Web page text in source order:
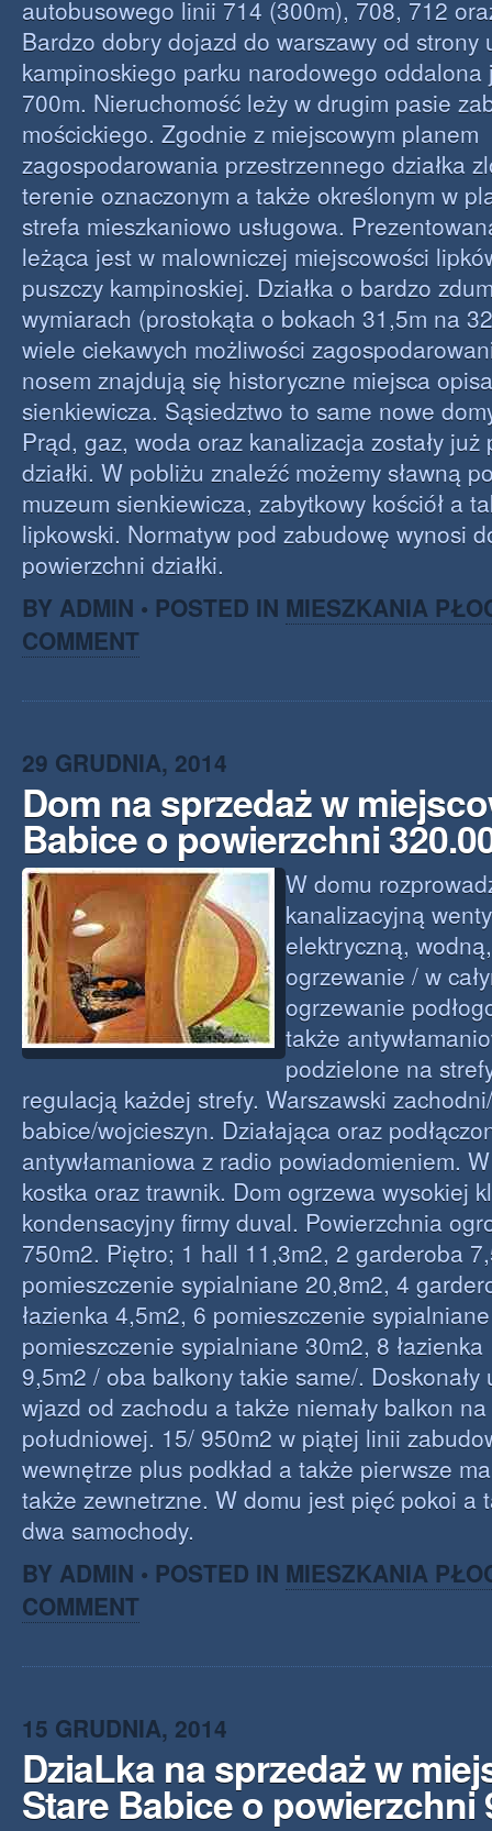
autobusowego linii 714 (300m), 708, 712
Bardzo dobry dojazd do warszawy od strony
kampinoskiego parku narodowego
700m. Nieruchomość leży w drugim pasie
mościckiego. Zgodnie z miejscowym planem
zagospodarowania przestrzennego działka
terenie oznaczonym a także określonym w
strefa mieszkaniowo usługowa.
leżąca jest w malowniczej miejscowości
puszczy kampinoskiej. Działka o bardzo
wymiarach (prostokąta o bokach 31,5m na
wiele ciekawych możliwości
nosem znajdują się historyczne miejsca
sienkiewicza. Sąsiedztwo to same nowe
Prąd, gaz, woda oraz kanalizacja zostały już
działki. W pobliżu znaleźć możemy sławną
muzeum sienkiewicza, zabytkowy kościół a
lipkowski. Normatyw pod zabudowę wynosi
powierzchni działki.
BY ADMIN • POSTED IN MIESZKANIA
COMMENT
29 GRUDNIA, 2014
Dom na sprzedaż w
Babice o powierzchni
W domu
kanalizacyjną
elektryczną,
ogrzewanie / w
ogrzewanie
także
podzielone na
regulacją każdej strefy. Warszawski
babice/wojcieszyn. Działająca oraz
antywłamaniowa z radio powiadomieniem.
kostka oraz trawnik. Dom ogrzewa wysokiej
kondensacyjny firmy duval. Powierzchnia
750m2. Piętro; 1 hall 11,3m2, 2 garderoba
pomieszczenie sypialniane 20,8m2, 4
łazienka 4,5m2, 6 pomieszczenie
pomieszczenie sypialniane 30m2, 8
9,5m2 / oba balkony takie same/. Doskonały
wjazd od zachodu a także niemały balkon
południowej. 15/ 950m2 w piątej linii
wewnętrze plus podkład a także pierwsze
także zewnetrzne. W domu jest pięć pokoi a
dwa samochody.
BY ADMIN • POSTED IN MIESZKANIA
COMMENT
15 GRUDNIA, 2014
DziaLka na sprzedaż w
Stare Babice o powierzchni